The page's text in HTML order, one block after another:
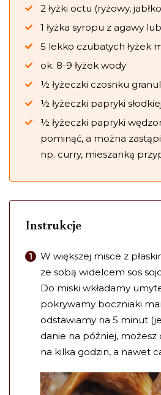
2 łyżki octu (ryżowy,
1 łyżka syropu z agawy
5 lekko czubatych łyżek
ok. 8-9 łyżek wody
½ łyżeczki czosnku
½ łyżeczki papryki słodkiej
½ łyżeczki papryki
pominąć, a można
np. curry, mieszanką
Instrukcje
W większej misce z
ze sobą widelcem sos
Do miski wkładamy
pokrywamy boczniaki
odstawiamy na 5 minut
danie na później, możesz
na kilka godzin, a nawet